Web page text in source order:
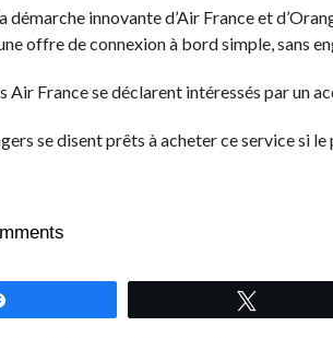
innovante d’Air France et
offre de connexion à bord simple, sans
Air France se déclarent intéressés par un
se disent prêts à acheter ce service si